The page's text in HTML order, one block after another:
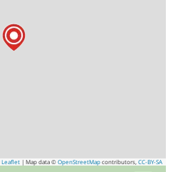
Leaflet | Map data © OpenStreetMap contributors, CC-BY-SA